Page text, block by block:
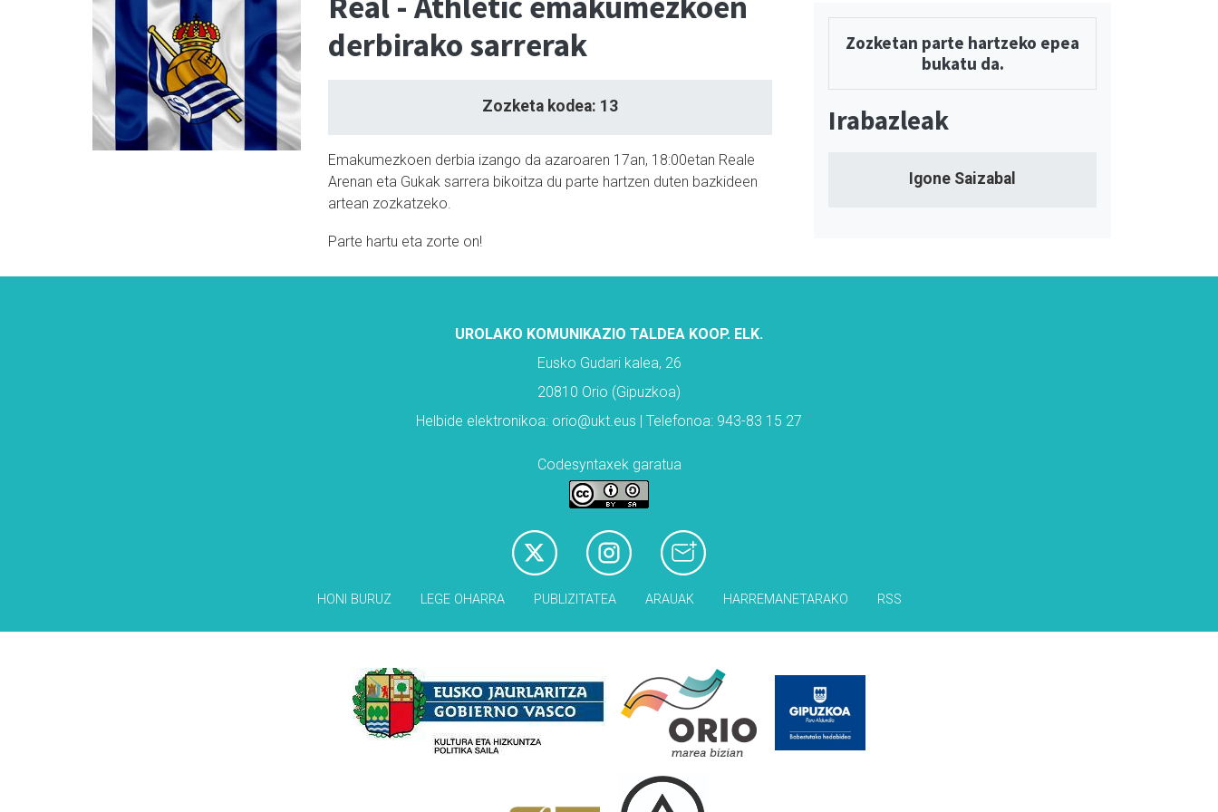
derbirako sarrerak
Zozketa kodea: 13
Emakumezkoen derbia izango da azaroaren 17an, 18:00etan Reale
Arenan eta Gukak sarrera bikoitza du parte hartzen duten bazkideen
artean zozkatzeko.
Parte hartu eta zorte on!
Zozketan parte hartzeko epea
bukatu da.
Irabazleak
Igone Saizabal
UROLAKO KOMUNIKAZIO TALDEA KOOP. ELK.
Eusko Gudari kalea, 26
20810 Orio (Gipuzkoa)
Helbide elektronikoa: orio@ukt.eus | Telefonoa: 943-83 15 27
Codesyntaxek garatua
HONI BURUZ LEGE OHARRA PUBLIZITATEA ARAUAK HARREMANETARAKO RSS